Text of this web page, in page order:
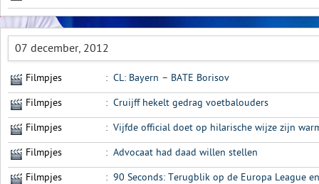
07 december, 2012
Filmpjes : CL: Bayern – BATE Borisov
Filmpjes : Cruijff hekelt gedrag voetbalouders
Filmpjes : Vijfde official doet op hilarische wijze zijn
Filmpjes : Advocaat had daad willen stellen
Filmpjes : 90 Seconds: Terugblik op de Europa League